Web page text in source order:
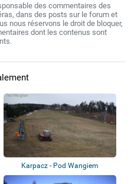
des commentaires des
dans des posts sur le forum et
nous réservons le droit de bloquer,
dont les contenus sont
Karpacz - Pod Wangiem